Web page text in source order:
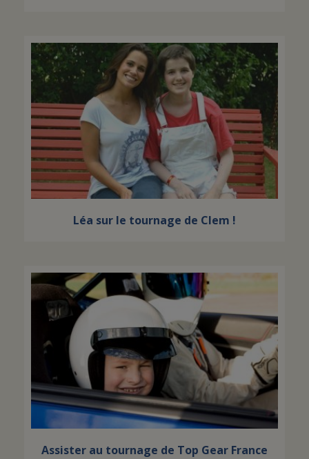
Léa sur le tournage de Clem !
Assister au tournage de Top Gear France